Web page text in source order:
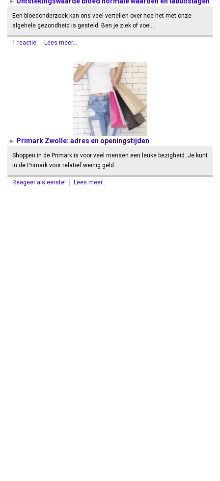
Een bloedonderzoek kan ons veel vertellen over hoe het met onze
algehele gezondheid is gesteld. Ben je ziek of voel…
1 reactie Lees meer...
Primark Zwolle: adres en openingstijden
Shoppen in de Primark is voor veel mensen een leuke bezigheid. Je kunt
in de Primark voor relatief weinig geld…
Reageer als eerste! Lees meer...